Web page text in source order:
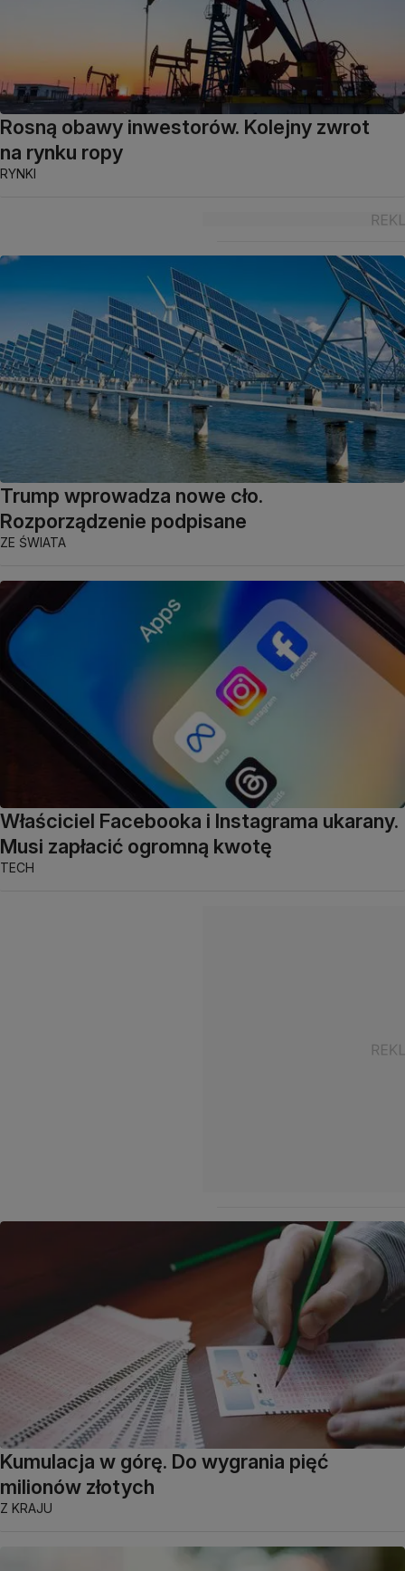
Rosną obawy inwestorów. Kolejny zwrot
na rynku ropy
RYNKI
Trump wprowadza nowe cło.
Rozporządzenie podpisane
ZE ŚWIATA
Właściciel Facebooka i Instagrama ukarany.
Musi zapłacić ogromną kwotę
TECH
Kumulacja w górę. Do wygrania pięć
milionów złotych
Z KRAJU